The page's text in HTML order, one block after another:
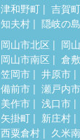
津和野町
吉賀町
知夫村
隠岐の
岡山市北区 岡
岡山市南区
倉
笠岡市
井原市
備前市
瀬戸内市
美作市
浅口市
矢掛町
新庄村
西粟倉村
久米